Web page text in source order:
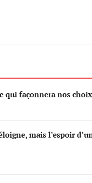
qui façonnera nos
mais l’espoir